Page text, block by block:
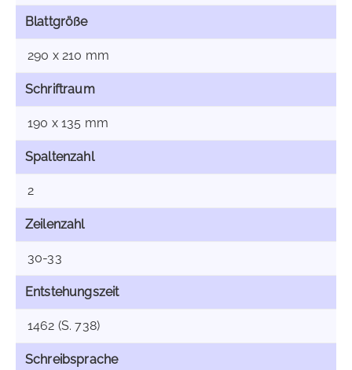
Blattgröße
290 x 210 mm
Schriftraum
190 x 135 mm
Spaltenzahl
2
Zeilenzahl
30-33
Entstehungszeit
1462 (S. 738)
Schreibsprache